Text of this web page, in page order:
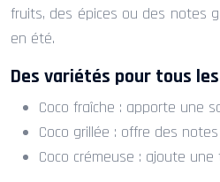
fruits, des épices ou des notes
en été.
Des variétés pour tous
Coco fraîche : apporte une
Coco grillée : offre des
Coco crémeuse : ajoute